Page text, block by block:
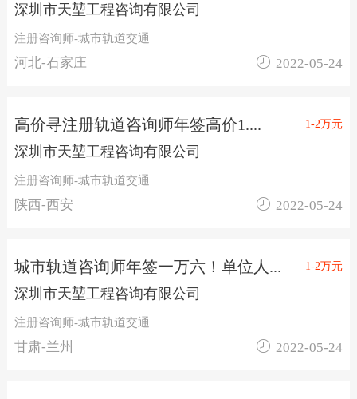
深圳市天堃工程咨询有限公司
注册咨询师-城市轨道交通
河北-石家庄  2022-05-24
高价寻注册轨道咨询师年签高价1.... 1-2万元
深圳市天堃工程咨询有限公司
注册咨询师-城市轨道交通
陕西-西安  2022-05-24
城市轨道咨询师年签一万六！单位人... 1-2万元
深圳市天堃工程咨询有限公司
注册咨询师-城市轨道交通
甘肃-兰州  2022-05-24